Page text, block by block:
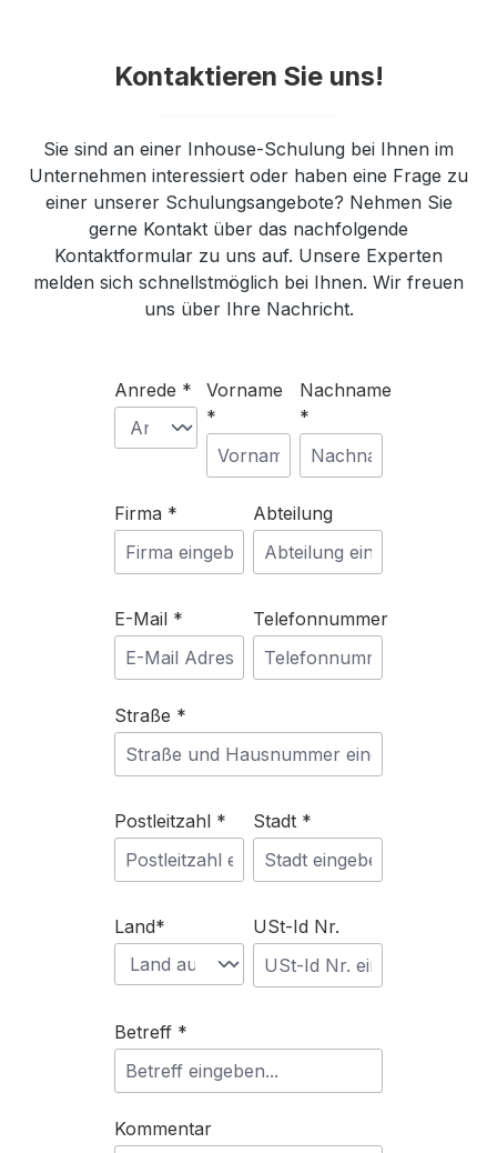
Kontaktieren Sie uns!
Sie sind an einer Inhouse-Schulung bei Ihnen im
Unternehmen interessiert oder haben eine Frage zu
einer unserer Schulungsangebote? Nehmen Sie
gerne Kontakt über das nachfolgende
Kontaktformular zu uns auf. Unsere Experten
melden sich schnellstmöglich bei Ihnen. Wir freuen
uns über Ihre Nachricht.
Anrede *
Vorname
*
Nachname
*
Firma * Abteilung
E-Mail * Telefonnummer
Straße *
Postleitzahl * Stadt *
Land* USt-Id Nr.
Betreff *
Kommentar